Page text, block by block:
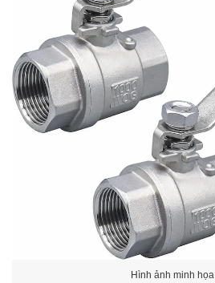
Hình ảnh minh